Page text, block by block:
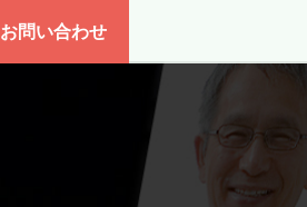
お問い合わせ